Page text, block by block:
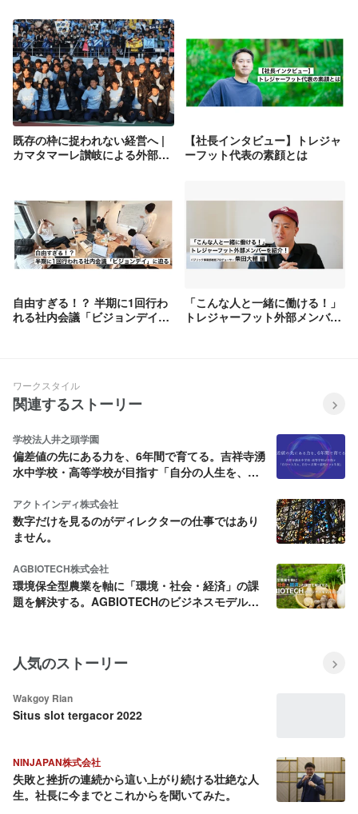
既存の枠に捉われない経営へ |
カマタマーレ讃岐による外部人
【社長インタビュー】トレジャ
ーフット代表の素顔とは
自由すぎる！？ 半期に1回行わ
れる社内会議「ビジョンデイ」
「こんな人と一緒に働ける！」
トレジャーフット外部メンバー
ワークスタイル
関連するストーリー
学校法人井之頭学園
偏差値の先にある力を、6年間で育てる。吉祥寺湧
水中学校・高等学校が目指す「自分の人生を、自
アクトインディ株式会社
数字だけを見るのがディレクターの仕事ではあり
ません。
AGBIOTECH株式会社
環境保全型農業を軸に「環境・社会・経済」の課
題を解決する。AGBIOTECHのビジネスモデルと
人気のストーリー
Wakgoy Rian
Situs slot tergacor 2022
NINJAPAN株式会社
失敗と挫折の連続から這い上がり続ける壮絶な人
生。社長に今までとこれからを聞いてみた。